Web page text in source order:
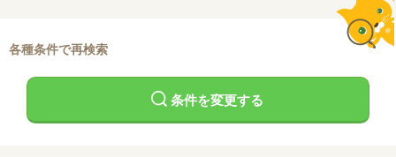
各種条件で再検索
条件を変更する